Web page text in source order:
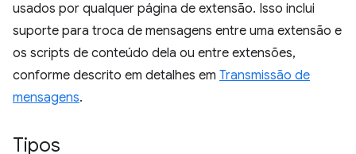
usados por qualquer página de extensão. Isso inclui
suporte para troca de mensagens entre uma extensão e
os scripts de conteúdo dela ou entre extensões,
conforme descrito em detalhes em Transmissão de
mensagens.
Tipos